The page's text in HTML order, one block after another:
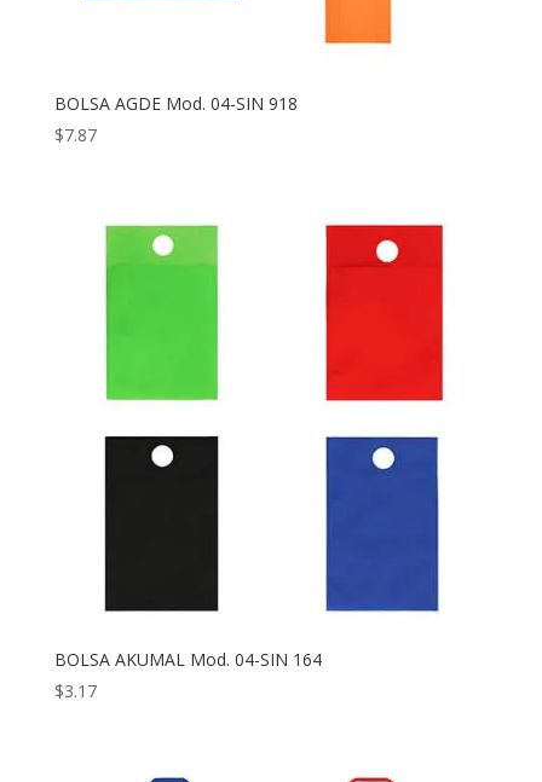
BOLSA AGDE Mod. 04-SIN 918
$7.87
BOLSA AKUMAL Mod. 04-SIN 164
$3.17